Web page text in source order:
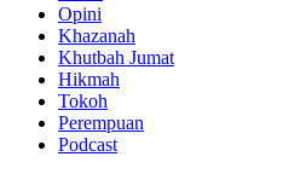
Opini
Khazanah
Khutbah Jumat
Hikmah
Tokoh
Perempuan
Podcast